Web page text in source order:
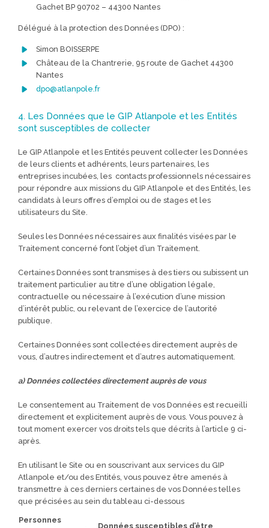
Gachet BP 90702 – 44300 Nantes
Délégué à la protection des Données (DPO) :
Simon BOISSERPE
Château de la Chantrerie, 95 route de Gachet 44300
Nantes
dpo@atlanpole.fr
4. Les Données que le GIP Atlanpole et les Entités
sont susceptibles de collecter
Le GIP Atlanpole et les Entités peuvent collecter les Données
de leurs clients et adhérents, leurs partenaires, les
entreprises incubées, les contacts professionnels nécessaires
pour répondre aux missions du GIP Atlanpole et des Entités, les
candidats à leurs offres d’emploi ou de stages et les
utilisateurs du Site.
Seules les Données nécessaires aux finalités visées par le
Traitement concerné font l’objet d’un Traitement.
Certaines Données sont transmises à des tiers ou subissent un
traitement particulier au titre d’une obligation légale,
contractuelle ou nécessaire à l’exécution d’une mission
d’intérêt public, ou relevant de l’exercice de l’autorité
publique.
Certaines Données sont collectées directement auprès de
vous, d’autres indirectement et d’autres automatiquement.
a) Données collectées directement auprès de vous
Le consentement au Traitement de vos Données est recueilli
directement et explicitement auprès de vous. Vous pouvez à
tout moment exercer vos droits tels que décrits à l’article 9 ci-
après.
En utilisant le Site ou en souscrivant aux services du GIP
Atlanpole et/ou des Entités, vous pouvez être amenés à
transmettre à ces derniers certaines de vos Données telles
que précisées au sein du tableau ci-dessous
Personnes
Données susceptibles d’être